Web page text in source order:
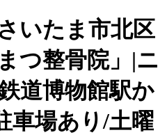
いたま市北区
つ整骨院」|ニ
道博物館駅か
車場あり/土曜